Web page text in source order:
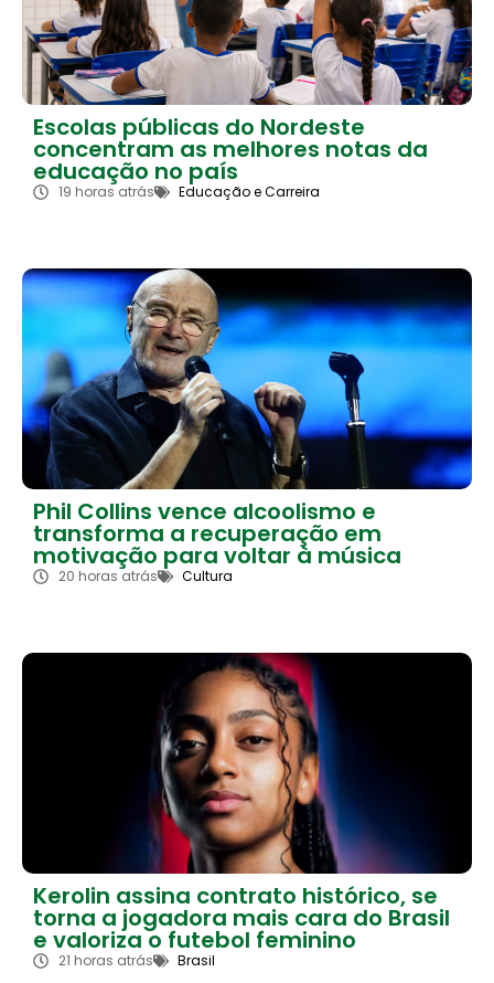
Escolas públicas do Nordeste
concentram as melhores notas da
educação no país
19 horas atrás Educação e Carreira
Phil Collins vence alcoolismo e
transforma a recuperação em
motivação para voltar à música
20 horas atrás Cultura
Kerolin assina contrato histórico, se
torna a jogadora mais cara do Brasil
e valoriza o futebol feminino
21 horas atrás Brasil